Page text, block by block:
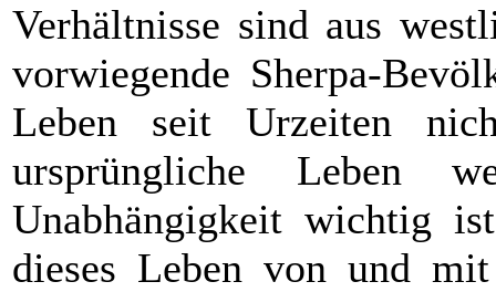
Verhältnisse sind aus
vorwiegende Sherpa-
Leben seit Urzeiten
ursprüngliche Leben
Unabhängigkeit wichtig
dieses Leben von und